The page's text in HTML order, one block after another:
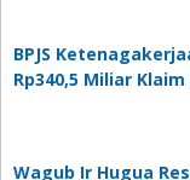
BPJS
Rp340,5 Miliar
Wagub Ir Hugua